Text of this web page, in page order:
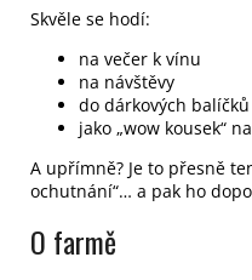
Skvěle se hodí:
na večer k vínu
na návštěvy
do dárkových balíčků
jako „wow kousek“
A upřímně? Je to přesně
ochutnání“… a pak ho
O farmě